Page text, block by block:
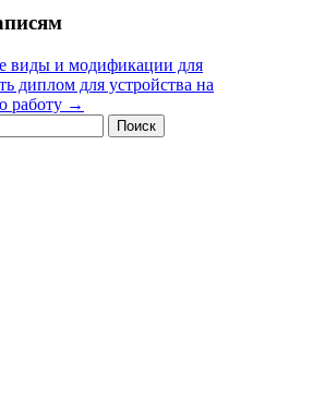
виды и модификации для
диплом для устройства на
работу →